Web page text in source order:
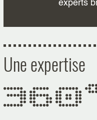
experts
Une expertise